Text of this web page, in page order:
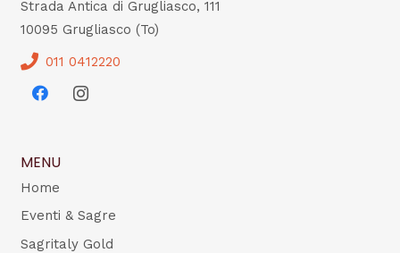
Strada Antica di Grugliasco, 111
10095 Grugliasco (To)
011 0412220
MENU
Home
Eventi & Sagre
Sagritaly Gold